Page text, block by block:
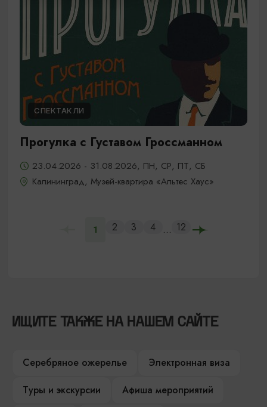
СПЕКТАКЛИ
Прогулка с Густавом Гроссманном
23.04.2026 - 31.08.2026, ПН, СР, ПТ, СБ
Калининград, Музей-квартира «Альтес Хаус»
1 2 3 4 ... 12
ИЩИТЕ ТАКЖЕ НА НАШЕМ САЙТЕ
Серебряное ожерелье
Электронная виза
Туры и экскурсии
Афиша мероприятий